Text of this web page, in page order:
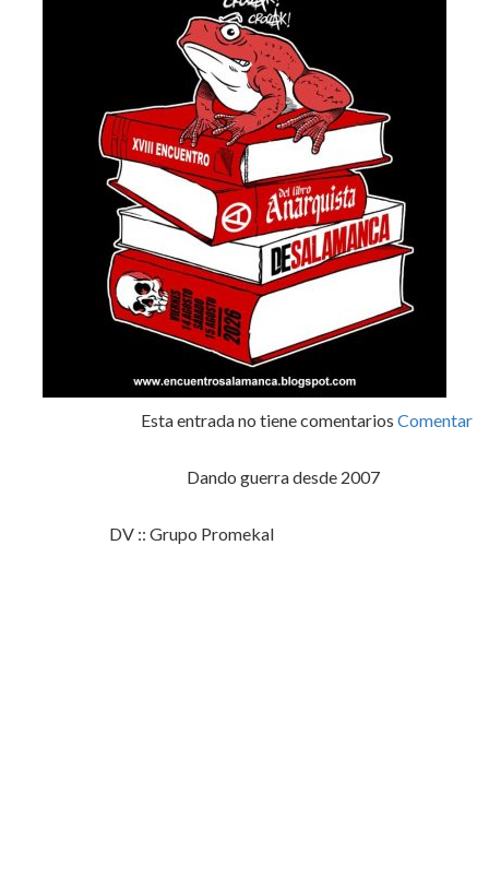
Esta entrada no tiene comentarios Comentar
Dando guerra desde 2007
DV :: Grupo Promekal